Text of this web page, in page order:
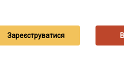
Зареєструватися